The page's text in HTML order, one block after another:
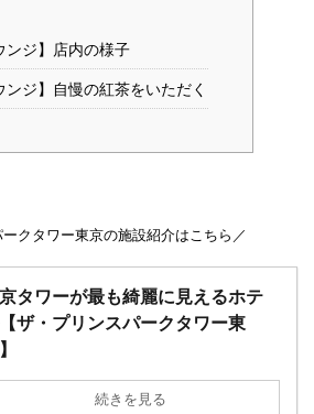
ンジ】店内の様子
ンジ】自慢の紅茶をいただく
クタワー東京の施設紹介はこちら／
タワーが最も綺麗に見えるホテ
ザ・プリンスパークタワー東
続きを見る